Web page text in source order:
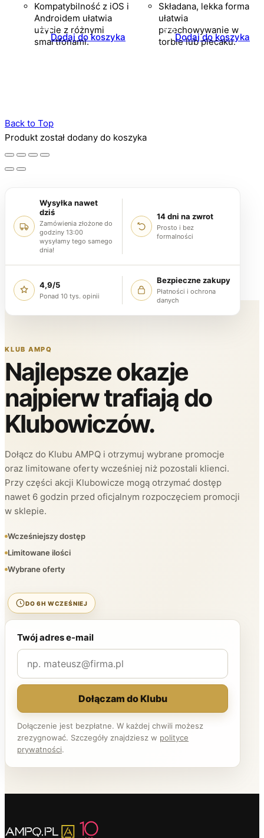
Kompatybilność z iOS i
Androidem ułatwia
użycie z różnymi
smartfonami.
Dodaj do koszyka
Składana, lekka forma
ułatwia
przechowywanie w
torbie lub plecaku.
Dodaj do koszyka
Back to Top
Produkt został dodany do koszyka
Wysyłka nawet
dziś
Zamówienia złożone do
godziny 13:00
wysyłamy tego samego
dnia!
14 dni na zwrot
Prosto i bez
formalności
4,9/5
Ponad 10 tys. opinii
Bezpieczne zakupy
Płatności i ochrona
danych
KLUB AMPQ
Najlepsze okazje
najpierw trafiają do
Klubowiczów.
Dołącz do Klubu AMPQ i otrzymuj wybrane promocje
oraz limitowane oferty wcześniej niż pozostali klienci.
Przy części akcji Klubowicze mogą otrzymać dostęp
nawet 6 godzin przed oficjalnym rozpoczęciem promocji
w sklepie.
Wcześniejszy dostęp
Limitowane ilości
Wybrane oferty
DO 6H WCZEŚNIEJ
Twój adres e-mail
Dołączam do Klubu
Dołączenie jest bezpłatne. W każdej chwili możesz
zrezygnować. Szczegóły znajdziesz w polityce
prywatności.